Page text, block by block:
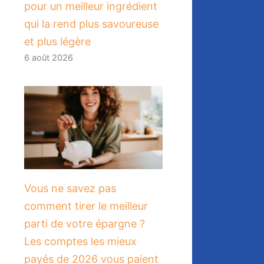
pour un meilleur ingrédient
qui la rend plus savoureuse
et plus légère
6 août 2026
Vous ne savez pas
comment tirer le meilleur
parti de votre épargne ?
Les comptes les mieux
payés de 2026 vous paient